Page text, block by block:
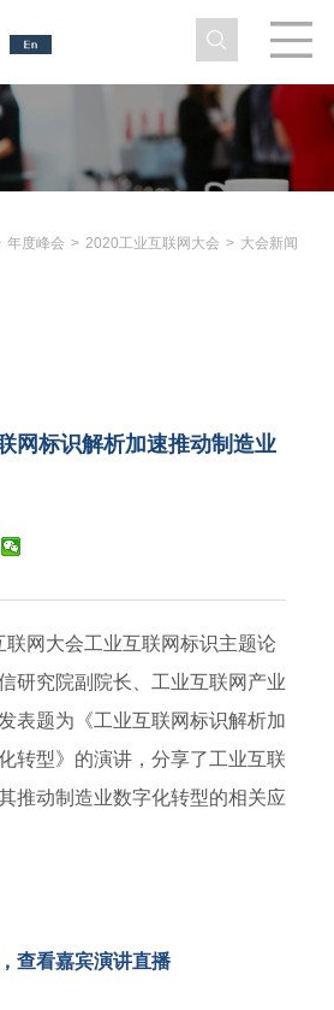
年度峰会 > 2020工业互联网大会 > 大会新闻
网标识解析加速推动制造业
联网大会工业互联网标识主题论
研究院副院长、工业互联网产业
表题为《工业互联网标识解析加
转型》的演讲，分享了工业互联
推动制造业数字化转型的相关应
查看嘉宾演讲直播